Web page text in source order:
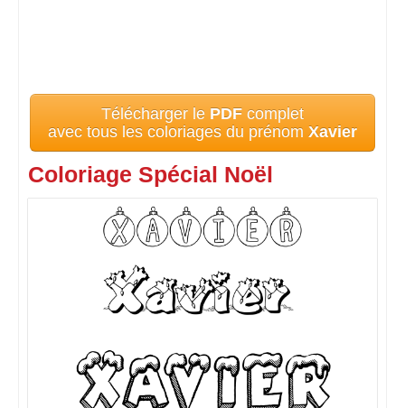
Télécharger le PDF complet
avec tous les coloriages du prénom Xavier
Coloriage Spécial Noël